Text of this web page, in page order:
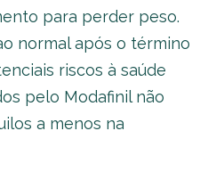
para perder peso.
normal após o término
riscos à saúde
pelo Modafinil não
a menos na